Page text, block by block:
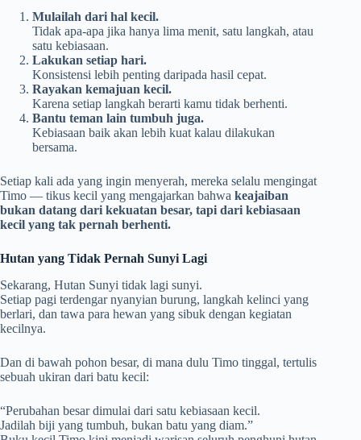
Mulailah dari hal kecil.
Tidak apa-apa jika hanya lima menit, satu langkah, atau
satu kebiasaan.
Lakukan setiap hari.
Konsistensi lebih penting daripada hasil cepat.
Rayakan kemajuan kecil.
Karena setiap langkah berarti kamu tidak berhenti.
Bantu teman lain tumbuh juga.
Kebiasaan baik akan lebih kuat kalau dilakukan
bersama.
Setiap kali ada yang ingin menyerah, mereka selalu mengingat
Timo — tikus kecil yang mengajarkan bahwa keajaiban
bukan datang dari kekuatan besar, tapi dari kebiasaan
kecil yang tak pernah berhenti.
Hutan yang Tidak Pernah Sunyi Lagi
Sekarang, Hutan Sunyi tidak lagi sunyi.
Setiap pagi terdengar nyanyian burung, langkah kelinci yang
berlari, dan tawa para hewan yang sibuk dengan kegiatan
kecilnya.
Dan di bawah pohon besar, di mana dulu Timo tinggal, tertulis
sebuah ukiran dari batu kecil:
“Perubahan besar dimulai dari satu kebiasaan kecil.
Jadilah biji yang tumbuh, bukan batu yang diam.”